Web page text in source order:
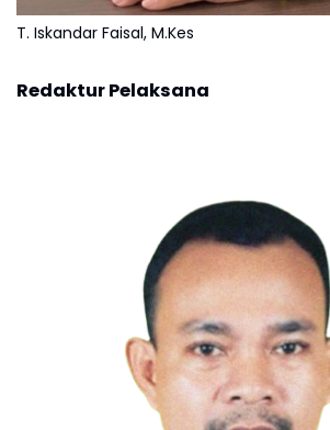
T. Iskandar Faisal, M.Kes
Redaktur Pelaksana